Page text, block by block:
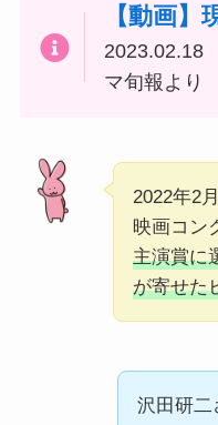
【動画
2023.02.18
マ旬報より
2022年2
映画コン
主演賞に
が寄せた
沢田研二